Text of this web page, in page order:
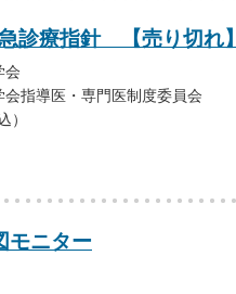
診療指針 【売り切れ】
会
指導医・専門医制度委員会
）
モニター